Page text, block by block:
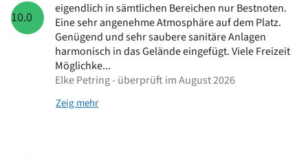
10.0
eigendlich in sämtlichen Bereichen nur Bestnoten.
Eine sehr angenehme Atmosphäre auf dem Platz.
Genügend und sehr saubere sanitäre Anlagen
harmonisch in das Gelände eingefügt. Viele Freizeit
Möglichke...
Elke Petring - überprüft im August 2026
Zeig mehr